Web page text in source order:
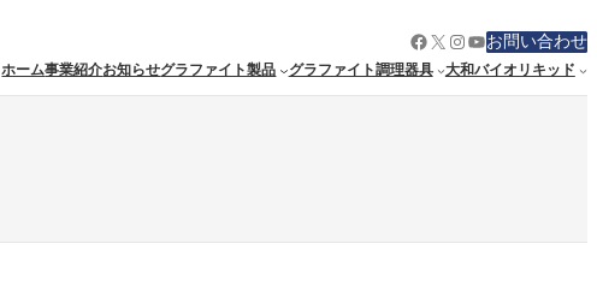
Facebook
X Instagram
YouTube
お問い合わせ
ホーム事業紹介お知らせグラファイト製品 グラファイト調理器具 大和バイオリキッド